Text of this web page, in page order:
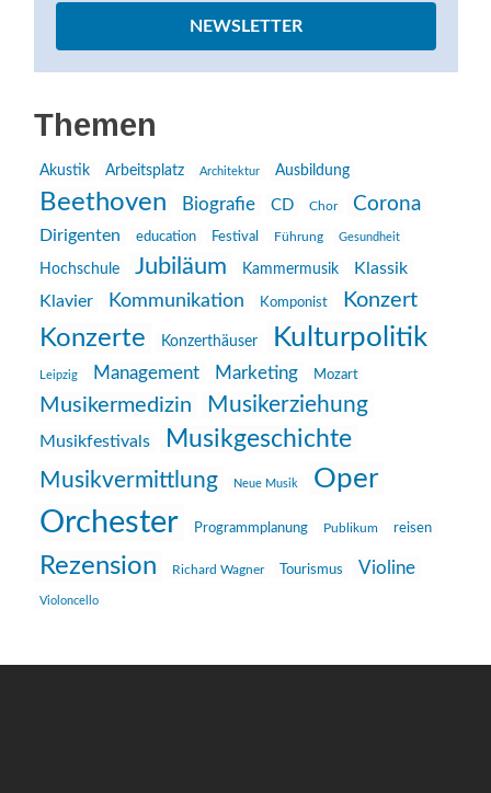
NEWSLETTER
Themen
Akustik Arbeitsplatz Architektur Ausbildung
Beethoven Biografie CD Chor Corona
Dirigenten education Festival Führung Gesundheit
Hochschule Jubiläum Kammermusik
Klassik
Klavier
Kommunikation Komponist Konzert
Konzerte Konzerthäuser Kulturpolitik
Leipzig Management Marketing Mozart
Musikermedizin Musikerziehung
Musikfestivals Musikgeschichte
Musikvermittlung Neue Musik Oper
Orchester Programmplanung Publikum reisen
Rezension Richard Wagner Tourismus Violine
Violoncello